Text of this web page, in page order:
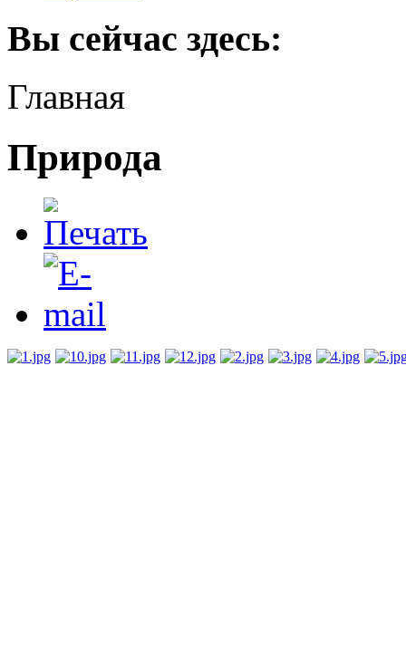
Вы сейчас здесь:
Главная
Природа